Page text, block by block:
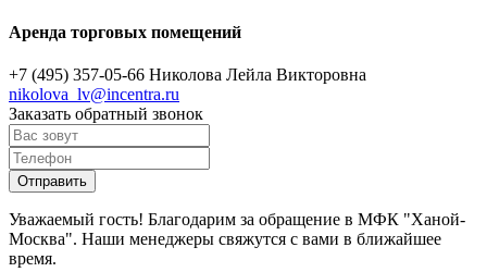
Аренда торговых помещений
+7 (495) 357-05-66 Николова Лейла Викторовна
nikolova_lv@incentra.ru
Заказать обратный звонок
Уважаемый гость! Благодарим за обращение в МФК "Ханой-
Москва". Наши менеджеры свяжутся с вами в ближайшее
время.